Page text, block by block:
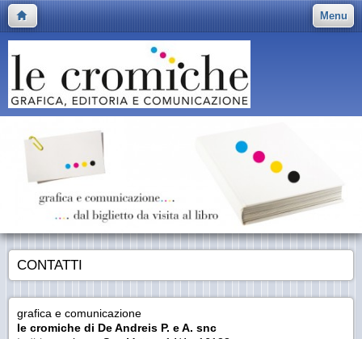
Menu
CONTATTI
grafica e comunicazione
le cromiche di De Andreis P. e A. snc